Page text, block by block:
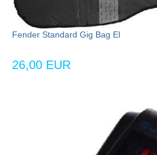
Fender Standard Gig Bag El
26,00 EUR